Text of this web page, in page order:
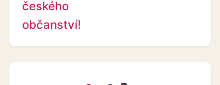
českého
občanství!